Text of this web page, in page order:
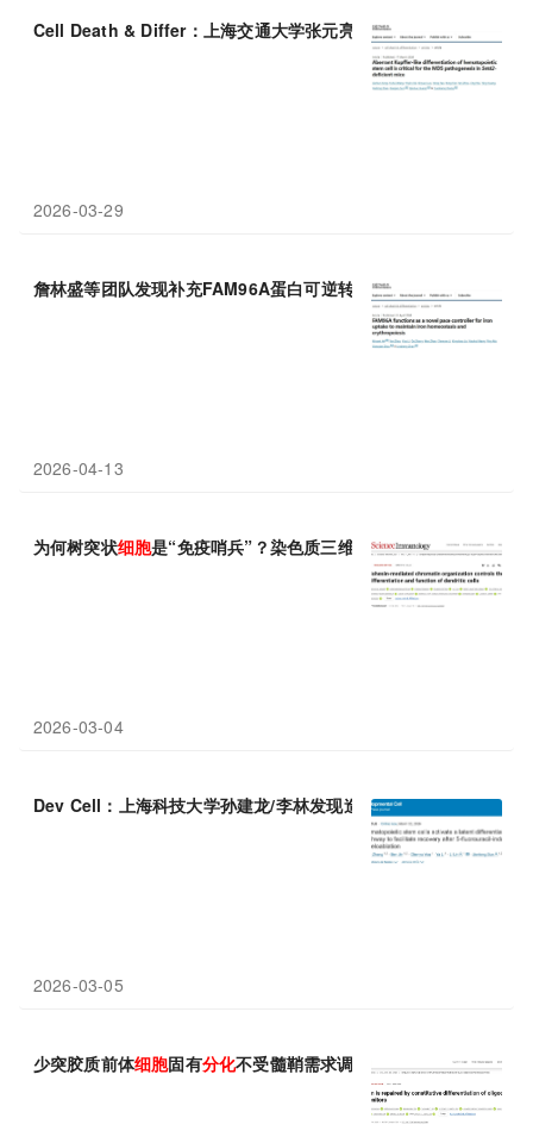
Cell Death & Differ：上海交通大学张元亮等团队揭示SETD2缺失
2026-03-29
詹林盛等团队发现补充FAM96A蛋白可逆转铁过载与红细胞
2026-04-13
为何树突状细胞是“免疫哨兵”？染色质三维结构是其分化与激活的
2026-03-04
Dev Cell：上海科技大学孙建龙/李林发现造血干细胞在骨髓损伤
2026-03-05
少突胶质前体细胞固有分化不受髓鞘需求调节，但随衰老和炎症而